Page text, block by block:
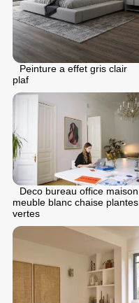
Peinture a effet gris clair
plaf
Deco bureau office maison
meuble blanc chaise plantes
vertes